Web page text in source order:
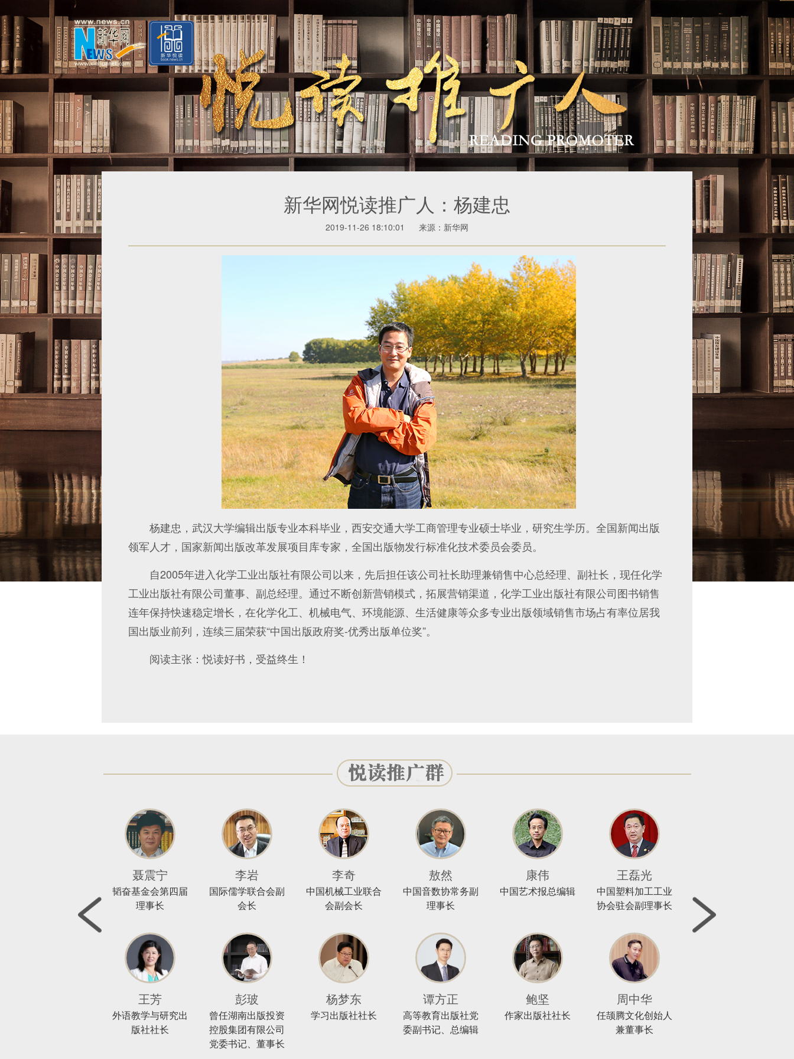
新华网悦读推广人：杨建忠
2019-11-26 18:10:01 来源：新华网
杨建忠，武汉大学编辑出版专业本科毕业，西安交通大学工商管理专业硕士毕业，研究生学历。全国新闻出版
领军人才，国家新闻出版改革发展项目库专家，全国出版物发行标准化技术委员会委员。
自2005年进入化学工业出版社有限公司以来，先后担任该公司社长助理兼销售中心总经理、副社长，现任化学
工业出版社有限公司董事、副总经理。通过不断创新营销模式，拓展营销渠道，化学工业出版社有限公司图书销售
连年保持快速稳定增长，在化学化工、机械电气、环境能源、生活健康等众多专业出版领域销售市场占有率位居我
国出版业前列，连续三届荣获“中国出版政府奖-优秀出版单位奖”。
阅读主张：悦读好书，受益终生！
聂震宁
韬奋基金会第四届
理事长
李岩
国际儒学联合会副
会长
李奇
中国机械工业联合
会副会长
敖然
中国音数协常务副
理事长
康伟
中国艺术报总编辑
王磊光
中国塑料加工工业
协会驻会副理事长
王芳
外语教学与研究出
版社社长
彭玻
曾任湖南出版投资
控股集团有限公司
党委书记、董事长
杨梦东
学习出版社社长
谭方正
高等教育出版社党
委副书记、总编辑
鲍坚
作家出版社社长
周中华
任颉腾文化创始人
兼董事长